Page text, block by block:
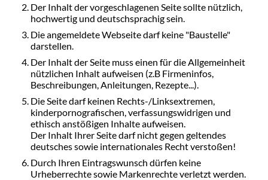
Der Inhalt der vorgeschlagenen Seite sollte nützlich,
hochwertig und deutschsprachig sein.
Die angemeldete Webseite darf keine "Baustelle"
darstellen.
Der Inhalt der Seite muss einen für die Allgemeinheit
nützlichen Inhalt aufweisen (z.B Firmeninfos,
Beschreibungen, Anleitungen, Rezepte...).
Die Seite darf keinen Rechts-/Linksextremen,
kinderpornografischen, verfassungswidrigen und
ethisch anstößigen Inhalte aufweisen.
Der Inhalt Ihrer Seite darf nicht gegen geltendes
deutsches sowie internationales Recht verstoßen!
Durch Ihren Eintragswunsch dürfen keine
Urheberrechte sowie Markenrechte verletzt werden.